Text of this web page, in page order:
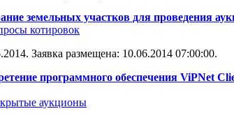
земельных участков для проведения
котировок
Заявка размещена: 10.06.2014 07:00:00.
программного обеспечения ViPNet
аукционы